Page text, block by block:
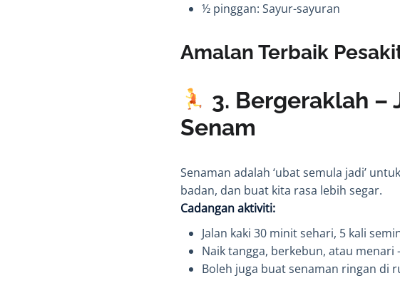
½ pinggan: Sayur-sayuran
Amalan Terbaik
3. Bergeraklah –
Senam
Senaman adalah ‘ubat semula jadi’
badan, dan buat kita rasa lebih segar.
Cadangan aktiviti:
Jalan kaki 30 minit sehari, 5 kali
Naik tangga, berkebun, atau menari
Boleh juga buat senaman ringan di